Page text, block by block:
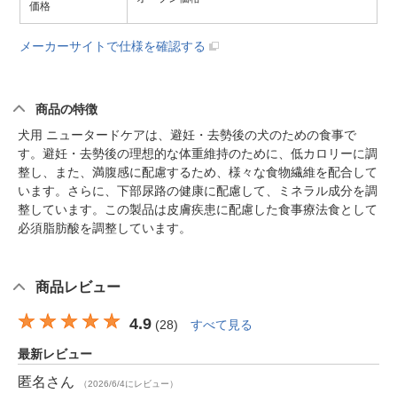
価格
メーカーサイトで仕様を確認する
商品の特徴
犬用 ニュータードケアは、避妊・去勢後の犬のための食事で
す。避妊・去勢後の理想的な体重維持のために、低カロリーに調
整し、また、満腹感に配慮するため、様々な食物繊維を配合して
います。さらに、下部尿路の健康に配慮して、ミネラル成分を調
整しています。この製品は皮膚疾患に配慮した食事療法食として
必須脂肪酸を調整しています。
商品レビュー
4.9 (28) すべて見る
最新レビュー
匿名 さん （2026/6/4にレビュー）